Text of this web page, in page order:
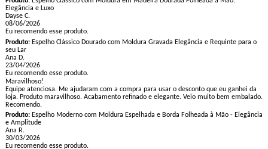
Elegância e Luxo
Dayse C.
08/06/2026
Eu recomendo esse produto.
Produto:Espelho Clássico Dourado com Moldura Gravada Elegância e Requinte para o
seu Lar
Ana D.
23/04/2026
Eu recomendo esse produto.
Maravilhoso!
Equipe atenciosa. Me ajudaram com a compra para usar o desconto que eu ganhei da
loja. Produto maravilhoso. Acabamento refinado e elegante. Veio muito bem embalado.
Recomendo.
Produto:Espelho Moderno com Moldura Espelhada e Borda Folheada à Mão - Elegância
e Amplitude
Ana R.
30/03/2026
Eu recomendo esse produto.